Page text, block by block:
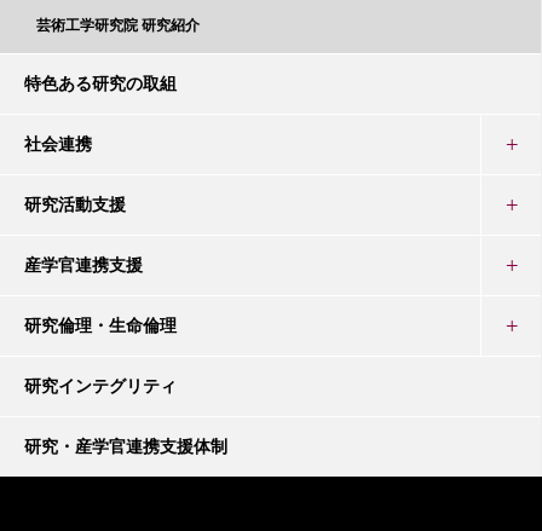
芸術工学研究院 研究紹介
特色ある研究の取組
社会連携
研究活動支援
産学官連携支援
研究倫理・生命倫理
研究インテグリティ
研究・産学官連携支援体制